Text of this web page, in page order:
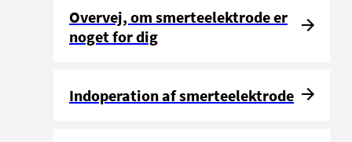
Overvej, om smerteelektrode er
noget for dig
Indoperation af smerteelektrode